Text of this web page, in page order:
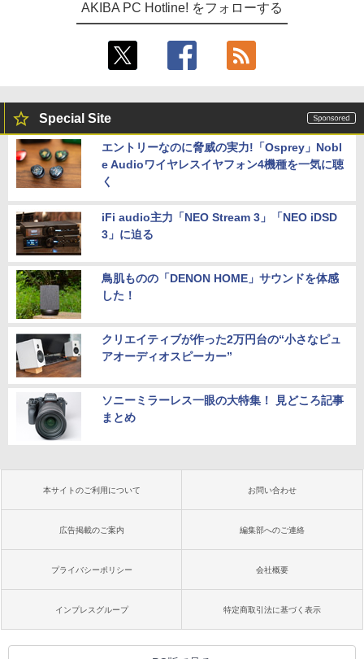
AKIBA PC Hotline! をフォローする
Special Site
エントリーなのに脅威の実力!「Osprey」Nobl
e Audioワイヤレスイヤフォン4機種を一気に聴
く
iFi audio主力「NEO Stream 3」「NEO iDSD
3」に迫る
鳥肌ものの「DENON HOME」サウンドを体感
した！
クリエイティブが作った2万円台の“小さなピュ
アオーディオスピーカー”
ソニーミラーレス一眼の大特集！ 見どころ記事
まとめ
本サイトのご利用について お問い合わせ
広告掲載のご案内 編集部へのご連絡
プライバシーポリシー 会社概要
インプレスグループ 特定商取引法に基づく表示